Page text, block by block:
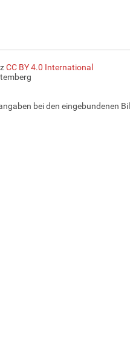
CC BY 4.0 International
bei den eingebundenen